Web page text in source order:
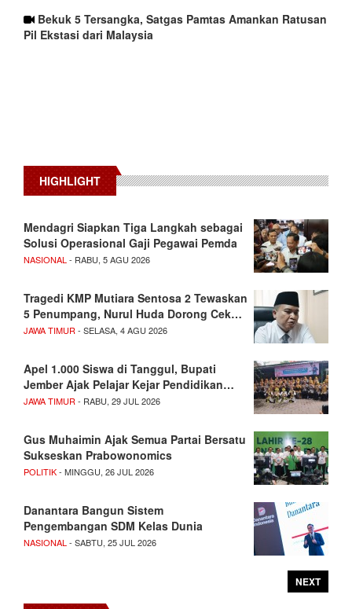
Bekuk 5 Tersangka, Satgas Pamtas Amankan Ratusan
Pil Ekstasi dari Malaysia
HIGHLIGHT
Mendagri Siapkan Tiga Langkah sebagai
Solusi Operasional Gaji Pegawai Pemda
NASIONAL - RABU, 5 AGU 2026
Tragedi KMP Mutiara Sentosa 2 Tewaskan
5 Penumpang, Nurul Huda Dorong Cek…
JAWA TIMUR - SELASA, 4 AGU 2026
Apel 1.000 Siswa di Tanggul, Bupati
Jember Ajak Pelajar Kejar Pendidikan…
JAWA TIMUR - RABU, 29 JUL 2026
Gus Muhaimin Ajak Semua Partai Bersatu
Sukseskan Prabowonomics
POLITIK- MINGGU, 26 JUL 2026
Danantara Bangun Sistem
Pengembangan SDM Kelas Dunia
NASIONAL - SABTU, 25 JUL 2026
NEXT